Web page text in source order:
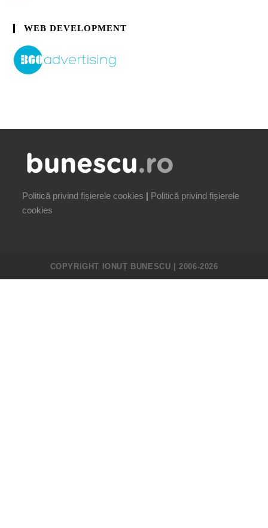
WEB DEVELOPMENT
Politică privind fișierele cookies | Politică privind fișierele
cookies
COPYRIGHT IONUȚ BUNESCU | 2006-2026